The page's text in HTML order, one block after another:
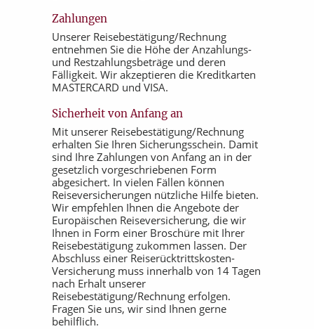
Zahlungen
Unserer Reisebestätigung/Rechnung
entnehmen Sie die Höhe der Anzahlungs-
und Restzahlungsbeträge und deren
Fälligkeit. Wir akzeptieren die Kreditkarten
MASTERCARD und VISA.
Sicherheit von Anfang an
Mit unserer Reisebestätigung/Rechnung
erhalten Sie Ihren Sicherungsschein. Damit
sind Ihre Zahlungen von Anfang an in der
gesetzlich vorgeschriebenen Form
abgesichert. In vielen Fällen können
Reiseversicherungen nützliche Hilfe bieten.
Wir empfehlen Ihnen die Angebote der
Europäischen Reiseversicherung, die wir
Ihnen in Form einer Broschüre mit Ihrer
Reisebestätigung zukommen lassen. Der
Abschluss einer Reiserücktrittskosten-
Versicherung muss innerhalb von 14 Tagen
nach Erhalt unserer
Reisebestätigung/Rechnung erfolgen.
Fragen Sie uns, wir sind Ihnen gerne
behilflich.